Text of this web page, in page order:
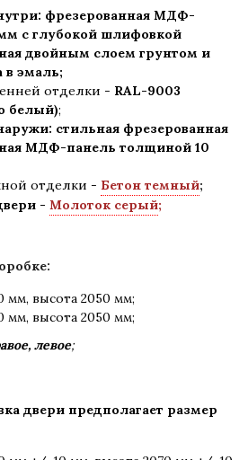
фрезерованная МДФ-
с глубокой шлифовкой
двойным слоем грунтом и
в эмаль;
отделки - RAL-9003
белый);
стильная фрезерованная
МДФ-панель толщиной 10
отделки - Бетон темный;
- Молоток серый;
мм, высота 2050 мм;
мм, высота 2050 мм;
левое;
двери предполагает размер